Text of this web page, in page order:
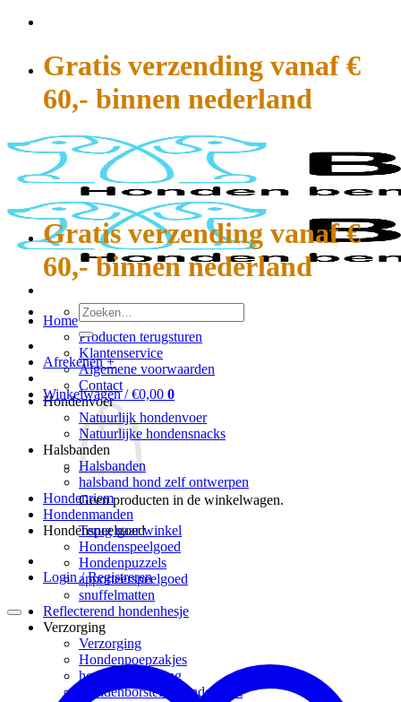
Gratis verzending vanaf €
60,- binnen nederland
Home
Producten terugsturen
Klantenservice
Algemene voorwaarden
Contact
Hondenvoer
Natuurlijk hondenvoer
Natuurlijke hondensnacks
Halsbanden
Halsbanden
halsband hond zelf ontwerpen
Hondenriem
Hondenmanden
Hondenspeelgoed
Hondenspeelgoed
Hondenpuzzels
apporteerspeelgoed
snuffelmatten
Reflecterend hondenhesje
Verzorging
Verzorging
Hondenpoepzakjes
hondenverzorging
Hondenborstel – hondenkam
Gratis verzending vanaf €
60,- binnen nederland
Zoeken
naar:
Afrekenen +
Winkelwagen /€0,00 0
Geen producten in de winkelwagen.
Terug naar winkel
Login / Registreren